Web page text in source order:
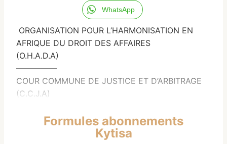
WhatsApp
ORGANISATION POUR L’HARMONISATION EN
AFRIQUE DU DROIT DES AFFAIRES
(O.H.A.D.A)
—————
COUR COMMUNE DE JUSTICE ET D’ARBITRAGE
(C.C.J.A)
Formules abonnements
Kytisa